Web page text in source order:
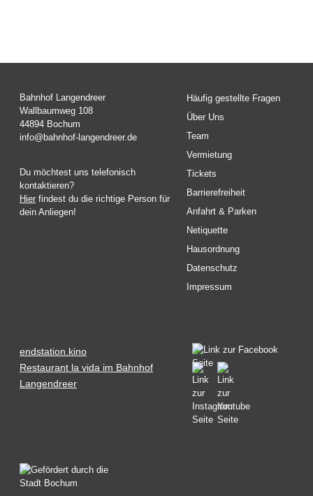
Bahnhof Langendreer
Wallbaumweg 108
44894 Bochum
info@bahnhof-langendreer.de
Du möchtest uns telefonisch
kontaktieren?
Hier findest du die richtige Person für
dein Anliegen!
Häufig gestellte Fragen
Über Uns
Team
Vermietung
Tickets
Barrierefreiheit
Anfahrt & Parken
Netiquette
Hausordnung
Datenschutz
Impressum
endstation.kino
Restaurant la vida im Bahnhof
Langendreer